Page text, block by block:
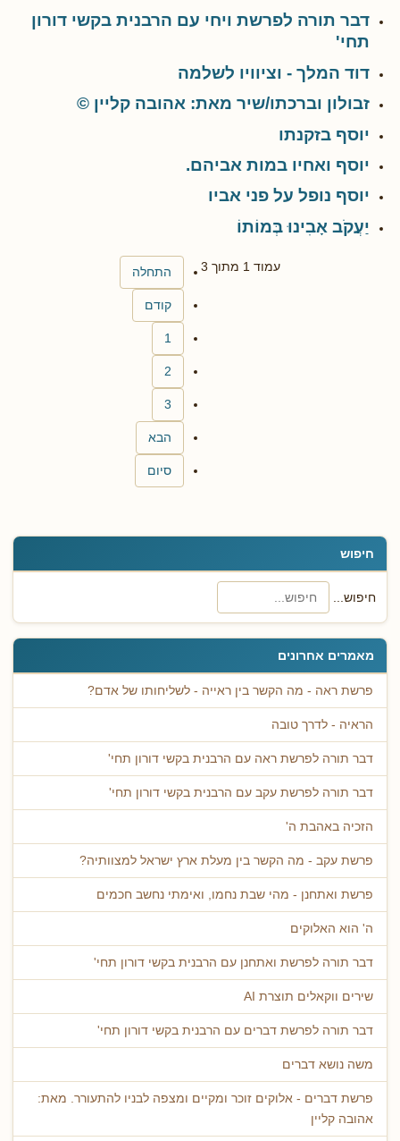
חיפוש
חיפוש...
מאמרים אחרונים
פרשת ראה - מה הקשר בין ראייה - לשליחותו של אדם?
הראיה - לדרך טובה
דבר תורה לפרשת ראה עם הרבנית בקשי דורון תחי'
דבר תורה לפרשת עקב עם הרבנית בקשי דורון תחי'
הזכיה באהבת ה'
פרשת עקב - מה הקשר בין מעלת ארץ ישראל למצוותיה?
פרשת ואתחנן - מהי שבת נחמו, ואימתי נחשב חכמים
ה' הוא האלוקים
דבר תורה לפרשת ואתחנן עם הרבנית בקשי דורון תחי'
שירים ווקאלים תוצרת AI
דבר תורה לפרשת דברים עם הרבנית בקשי דורון תחי'
משה נושא דברים
פרשת דברים - אלוקים זוכר ומקיים ומצפה לבניו להתעורר. מאת:
אהובה קליין
דבר תורה לפרשת ויחי עם הרבנית בקשי דורון
תחי'
דוד המלך - וציוויו לשלמה
זבולון וברכתו/שיר מאת: אהובה קליין ©
יוסף בזקנתו
יוסף ואחיו במות אביהם.
יוסף נופל על פני אביו
יַעֲקֹב אָבִינוּ בְּמוֹתוֹ
עמוד 1 מתוך 3 התחלה
קודם
1
2
3
הבא
סיום